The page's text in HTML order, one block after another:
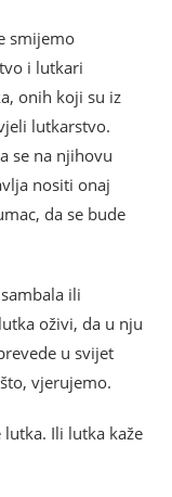
smijemo
i lutkari
onih koji su iz
lutkarstvo.
se na njihovu
nositi onaj
da se bude
ili
oživi, da u nju
u svijet
vjerujemo.
Ili lutka kaže